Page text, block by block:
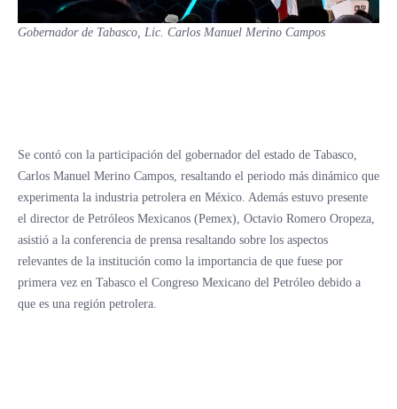
Gobernador de Tabasco, Lic. Carlos Manuel Merino Campos
Se contó con la participación del gobernador del estado de Tabasco,
Carlos Manuel Merino Campos, resaltando el periodo más dinámico que
experimenta la industria petrolera en México. Además estuvo presente
el director de Petróleos Mexicanos (Pemex), Octavio Romero Oropeza,
asistió a la conferencia de prensa resaltando sobre los aspectos
relevantes de la institución como la importancia de que fuese por
primera vez en Tabasco el Congreso Mexicano del Petróleo debido a
que es una región petrolera.